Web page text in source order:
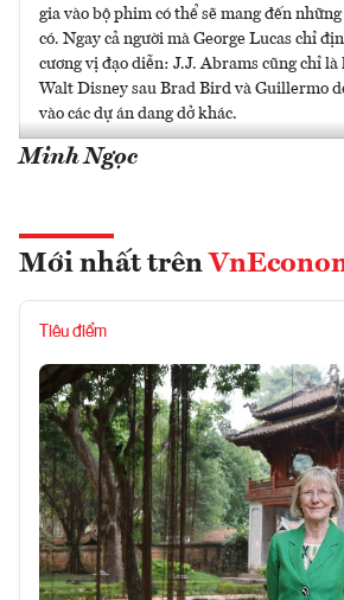
gia vào bộ phim có thể sẽ mang đến
có. Ngay cả người mà George Lucas chỉ
cương vị đạo diễn: J.J. Abrams cũng chỉ là
Walt Disney sau Brad Bird và Guillermo
vào các dự án dang dở khác.
Minh Ngọc
Mới nhất trên
Tiêu điểm